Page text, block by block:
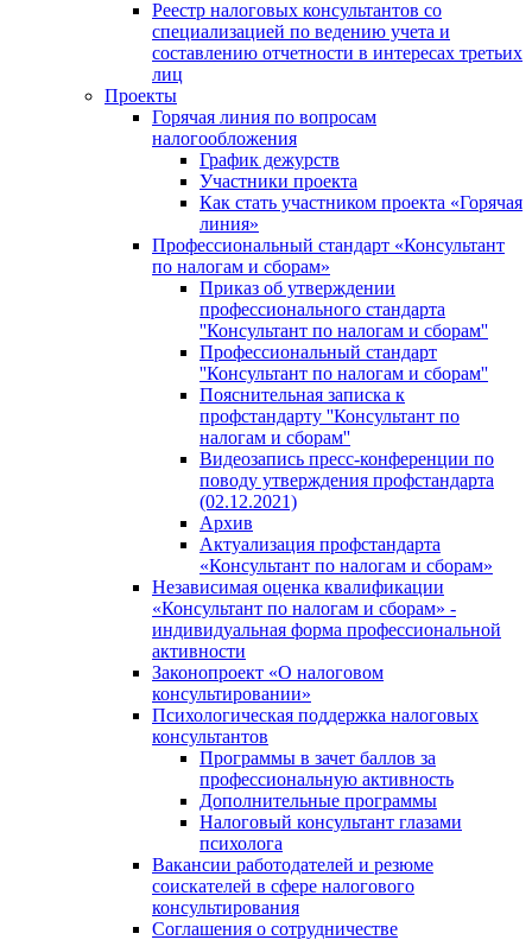
Реестр налоговых консультантов со
специализацией по ведению учета и
составлению отчетности в интересах третьих
лиц
Проекты
Горячая линия по вопросам
налогообложения
График дежурств
Участники проекта
Как стать участником проекта «Горячая
линия»
Профессиональный стандарт «Консультант
по налогам и сборам»
Приказ об утверждении
профессионального стандарта
''Консультант по налогам и сборам''
Профессиональный стандарт
''Консультант по налогам и сборам''
Пояснительная записка к
профстандарту ''Консультант по
налогам и сборам''
Видеозапись пресс-конференции по
поводу утверждения профстандарта
(02.12.2021)
Архив
Актуализация профстандарта
«Консультант по налогам и сборам»
Независимая оценка квалификации
«Консультант по налогам и сборам» -
индивидуальная форма профессиональной
активности
Законопроект «О налоговом
консультировании»
Психологическая поддержка налоговых
консультантов
Программы в зачет баллов за
профессиональную активность
Дополнительные программы
Налоговый консультант глазами
психолога
Вакансии работодателей и резюме
соискателей в сфере налогового
консультирования
Соглашения о сотрудничестве